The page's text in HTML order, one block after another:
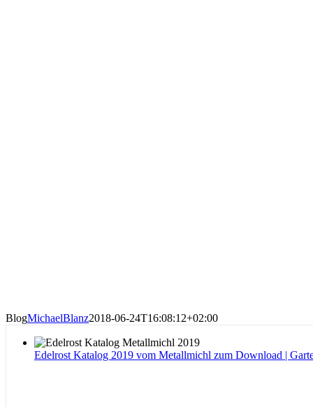
BlogMichaelBlanz2018-06-24T16:08:12+02:00
Edelrost Katalog 2019 vom Metallmichl zum Download |